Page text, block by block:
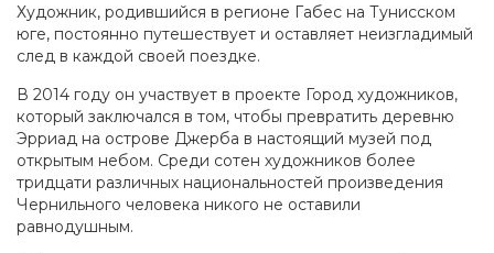
Художник, родившийся в регионе Габес на Тунисском
юге, постоянно путешествует и оставляет неизгладимый
след в каждой своей поездке.
В 2014 году он участвует в проекте Город художников,
который заключался в том, чтобы превратить деревню
Эрриад на острове Джерба в настоящий музей под
открытым небом. Среди сотен художников более
тридцати различных национальностей произведения
Чернильного человека никого не оставили
равнодушным.